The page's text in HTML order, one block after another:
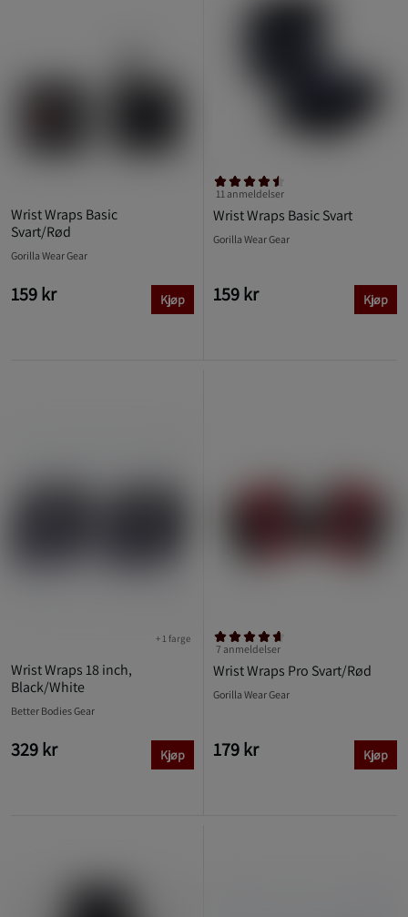
Wrist Wraps Basic
Svart/Rød
Gorilla Wear Gear
159 kr Kjøp
Wrist Wraps Basic Svart
11 anmeldelser
Gorilla Wear Gear
159 kr Kjøp
Wrist Wraps 18 inch,
Black/White
+ 1 farge
Better Bodies Gear
329 kr Kjøp
Wrist Wraps Pro Svart/Rød
7 anmeldelser
Gorilla Wear Gear
179 kr Kjøp